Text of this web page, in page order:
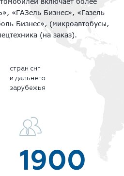
«ГАЗель Бизнес», «Газель
Бизнес», (микроавтобусы,
(на заказ).
стран снг
и дальнего
зарубежья
1900